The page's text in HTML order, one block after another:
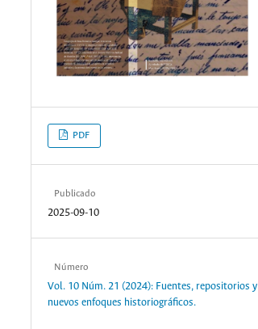
PDF
Publicado
2025-09-10
Número
Vol. 10 Núm. 21 (2024): Fuentes, repositorios y
nuevos enfoques historiográficos.